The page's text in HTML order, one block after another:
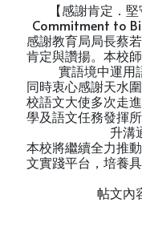
【感謝肯定．
Commitment to
感謝教育局局長蔡
肯定與讚揚。本校
實語境中運用
同時衷心感謝天水
校語文大使多次走
學及語文任務發揮
升溝
本校將繼續全力推
文實踐平台，培養
帖文內